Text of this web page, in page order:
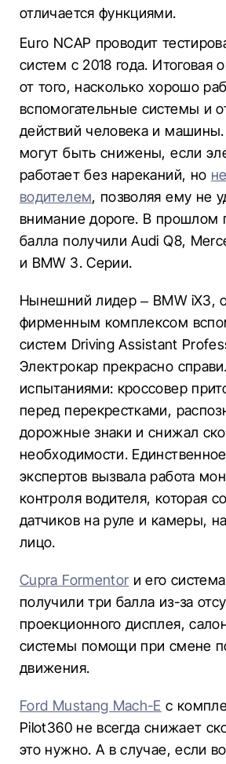
отличается функциями.
Euro NCAP проводит
систем с 2018 года. Итоговая
от того, насколько хорошо
вспомогательные системы и
действий человека и
могут быть снижены, если
работает без нареканий, но
водителем, позволяя ему не
внимание дороге. В прошлом
балла получили Audi Q8,
и BMW 3. Серии.
Нынешний лидер – BMW iX3,
фирменным комплексом
систем Driving Assistant
Электрокар прекрасно
испытаниями: кроссовер
перед перекрестками,
дорожные знаки и снижал
необходимости.
экспертов вызвала работа
контроля водителя, которая
датчиков на руле и камеры,
лицо.
Cupra Formentor и его
получили три балла из-за
проекционного дисплея,
системы помощи при смене
движения.
Ford Mustang Mach-E с
Pilot360 не всегда снижает
это нужно. А в случае, если